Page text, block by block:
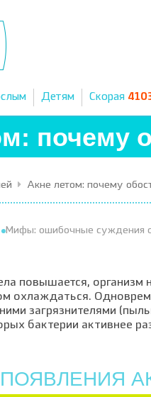
Детям Скорая
почему
Акне летом: почему
Мифы: ошибочные суждения
повышается, организм
охлаждаться.
загрязнителями
бактерии активнее